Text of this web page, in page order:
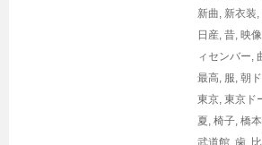
新曲, 新衣装,
日産, 昔, 映像
ィセンバー,
最高, 服, 朝
東京, 東京ド
夏, 椅子, 橋本
武道館 歯